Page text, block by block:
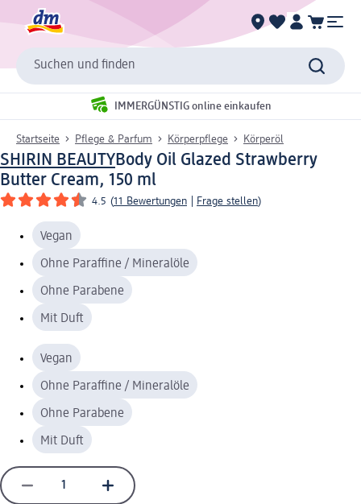
Suchen und finden
IMMERGÜNSTIG online einkaufen
Startseite Pflege & Parfum Körperpflege Körperöl
SHIRIN BEAUTYBody Oil Glazed Strawberry
Butter Cream, 150 ml
4.5 (11 Bewertungen Frage stellen)
Vegan
Ohne Paraffine / Mineralöle
Ohne Parabene
Mit Duft
Vegan
Ohne Paraffine / Mineralöle
Ohne Parabene
Mit Duft